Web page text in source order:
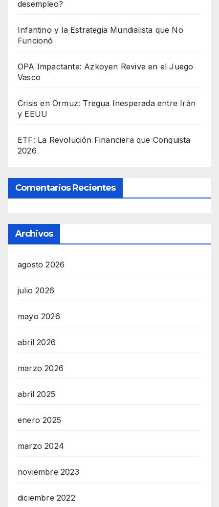
desempleo?
Infantino y la Estrategia Mundialista que No
Funcionó
OPA Impactante: Azkoyen Revive en el Juego
Vasco
Crisis en Ormuz: Tregua Inesperada entre Irán
y EEUU
ETF: La Revolución Financiera que Conquista
2026
Comentarios Recientes
Archivos
agosto 2026
julio 2026
mayo 2026
abril 2026
marzo 2026
abril 2025
enero 2025
marzo 2024
noviembre 2023
diciembre 2022